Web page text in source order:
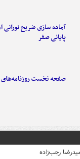
آماده سازی ضریح نورانی
پایانی صفر
صفحه نخست روزنامه‌های شنبه ۱۷
رجب‌زاده